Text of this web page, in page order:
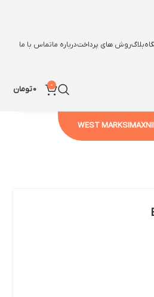
بلاگروش های پرداختدرباره ماتماس با ما
0
0تومان
SIMAX
WEST MARK